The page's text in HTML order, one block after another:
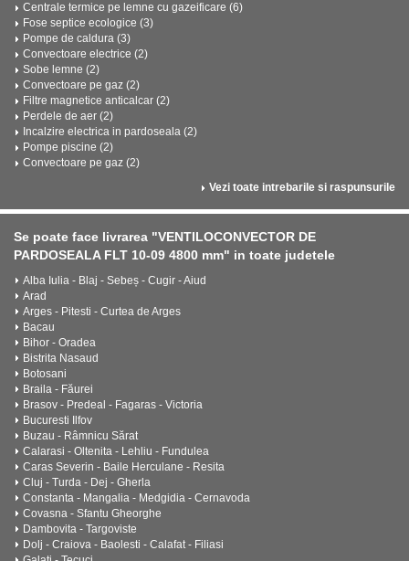
Centrale termice pe lemne cu gazeificare (6)
Fose septice ecologice (3)
Pompe de caldura (3)
Convectoare electrice (2)
Sobe lemne (2)
Convectoare pe gaz (2)
Filtre magnetice anticalcar (2)
Perdele de aer (2)
Incalzire electrica in pardoseala (2)
Pompe piscine (2)
Convectoare pe gaz (2)
Vezi toate intrebarile si raspunsurile
Se poate face livrarea "VENTILOCONVECTOR DE
PARDOSEALA FLT 10-09 4800 mm" in toate judetele
Alba Iulia - Blaj - Sebeș - Cugir - Aiud
Arad
Arges - Pitesti - Curtea de Arges
Bacau
Bihor - Oradea
Bistrita Nasaud
Botosani
Braila - Făurei
Brasov - Predeal - Fagaras - Victoria
Bucuresti Ilfov
Buzau - Râmnicu Sărat
Calarasi - Oltenita - Lehliu - Fundulea
Caras Severin - Baile Herculane - Resita
Cluj - Turda - Dej - Gherla
Constanta - Mangalia - Medgidia - Cernavoda
Covasna - Sfantu Gheorghe
Dambovita - Targoviste
Dolj - Craiova - Baolesti - Calafat - Filiasi